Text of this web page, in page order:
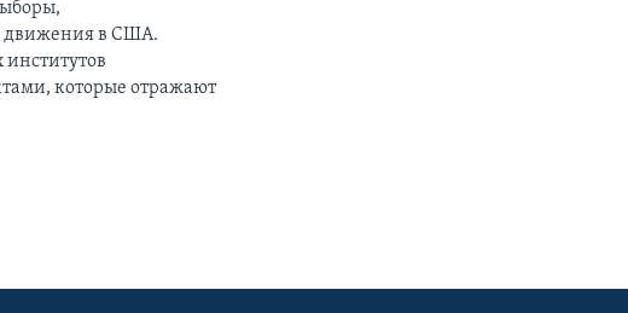
движения в США.
которые отражают